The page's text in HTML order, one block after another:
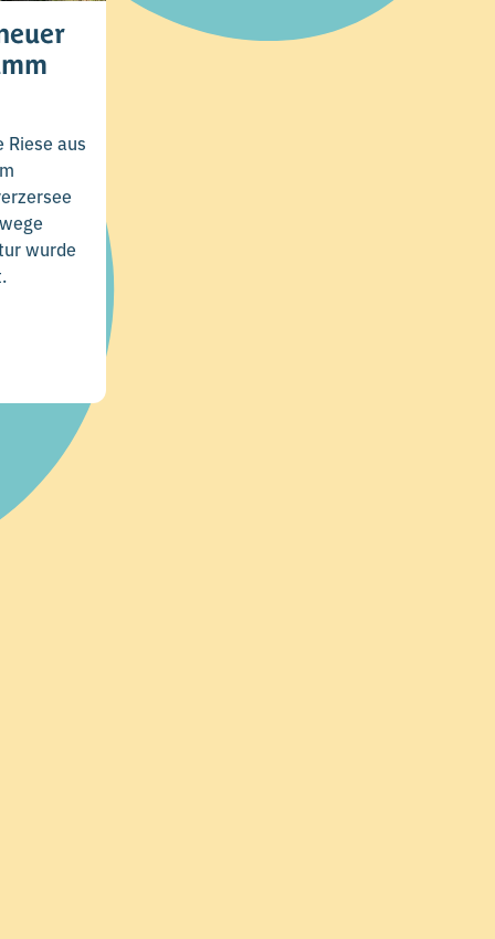
Riese aus
wurde